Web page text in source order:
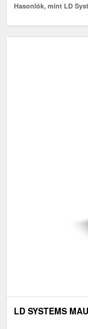
Hasonlók, mint LD
LD SYSTEMS